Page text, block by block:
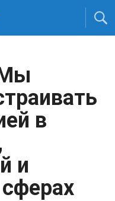
в
и